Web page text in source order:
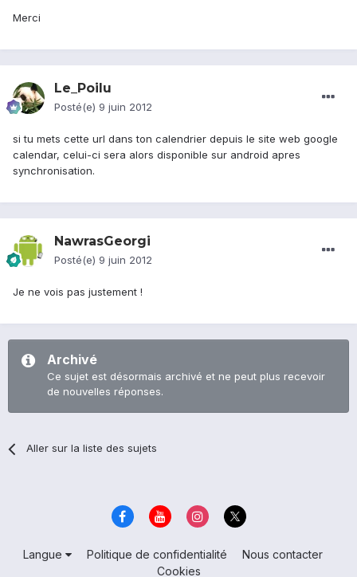
Merci
Le_Poilu
Posté(e) 9 juin 2012
si tu mets cette url dans ton calendrier depuis le site web google
calendar, celui-ci sera alors disponible sur android apres
synchronisation.
NawrasGeorgi
Posté(e) 9 juin 2012
Je ne vois pas justement !
Archivé
Ce sujet est désormais archivé et ne peut plus recevoir
de nouvelles réponses.
Aller sur la liste des sujets
Langue Politique de confidentialité
Nous contacter
Cookies